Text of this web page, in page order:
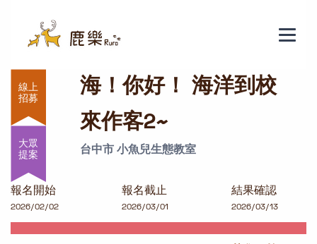
海！你好！ 海洋到校來作客2~
大眾
提案
海！你好！ 海洋到校
來作客2~
台中市 小魚兒生態教室
報名開始
2026/02/02
報名截止
2026/03/01
結果確認
2026/03/13